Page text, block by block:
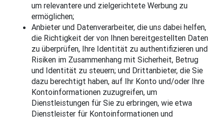
um relevantere und zielgerichtete Werbung zu
ermöglichen;
Anbieter und Datenverarbeiter, die uns dabei helfen,
die Richtigkeit der von Ihnen bereitgestellten Daten
zu überprüfen, Ihre Identität zu authentifizieren und
Risiken im Zusammenhang mit Sicherheit, Betrug
und Identität zu steuern; und Drittanbieter, die Sie
dazu berechtigt haben, auf Ihr Konto und/oder Ihre
Kontoinformationen zuzugreifen, um
Dienstleistungen für Sie zu erbringen, wie etwa
Dienstleister für Kontoinformationen und